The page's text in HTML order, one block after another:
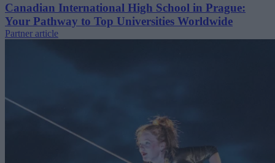
Canadian International High School in Prague:
Your Pathway to Top Universities Worldwide
Partner article